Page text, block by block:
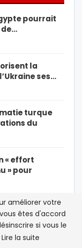
pourrait
de…
la
ses…
turque
du
« effort
» pour
améliorer votre
êtes d'accord
si vous le
Lire la suite